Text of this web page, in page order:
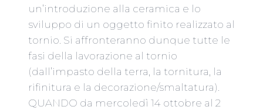
un’introduzione alla ceramica e lo
sviluppo di un oggetto finito realizzato al
tornio. Si affronteranno dunque tutte le
fasi della lavorazione al tornio
(dall’impasto della terra, la tornitura, la
rifinitura e la decorazione/smaltatura).
QUANDO da mercoledì 14 ottobre al 2